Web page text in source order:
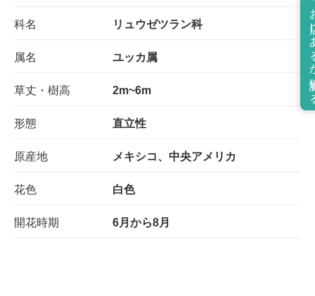
科名 リュウゼツラン科
属名 ユッカ属
草丈・樹高 2m~6m
形態 直立性
原産地 メキシコ、中央アメリカ
花色 白色
開花時期 6月から8月
お店